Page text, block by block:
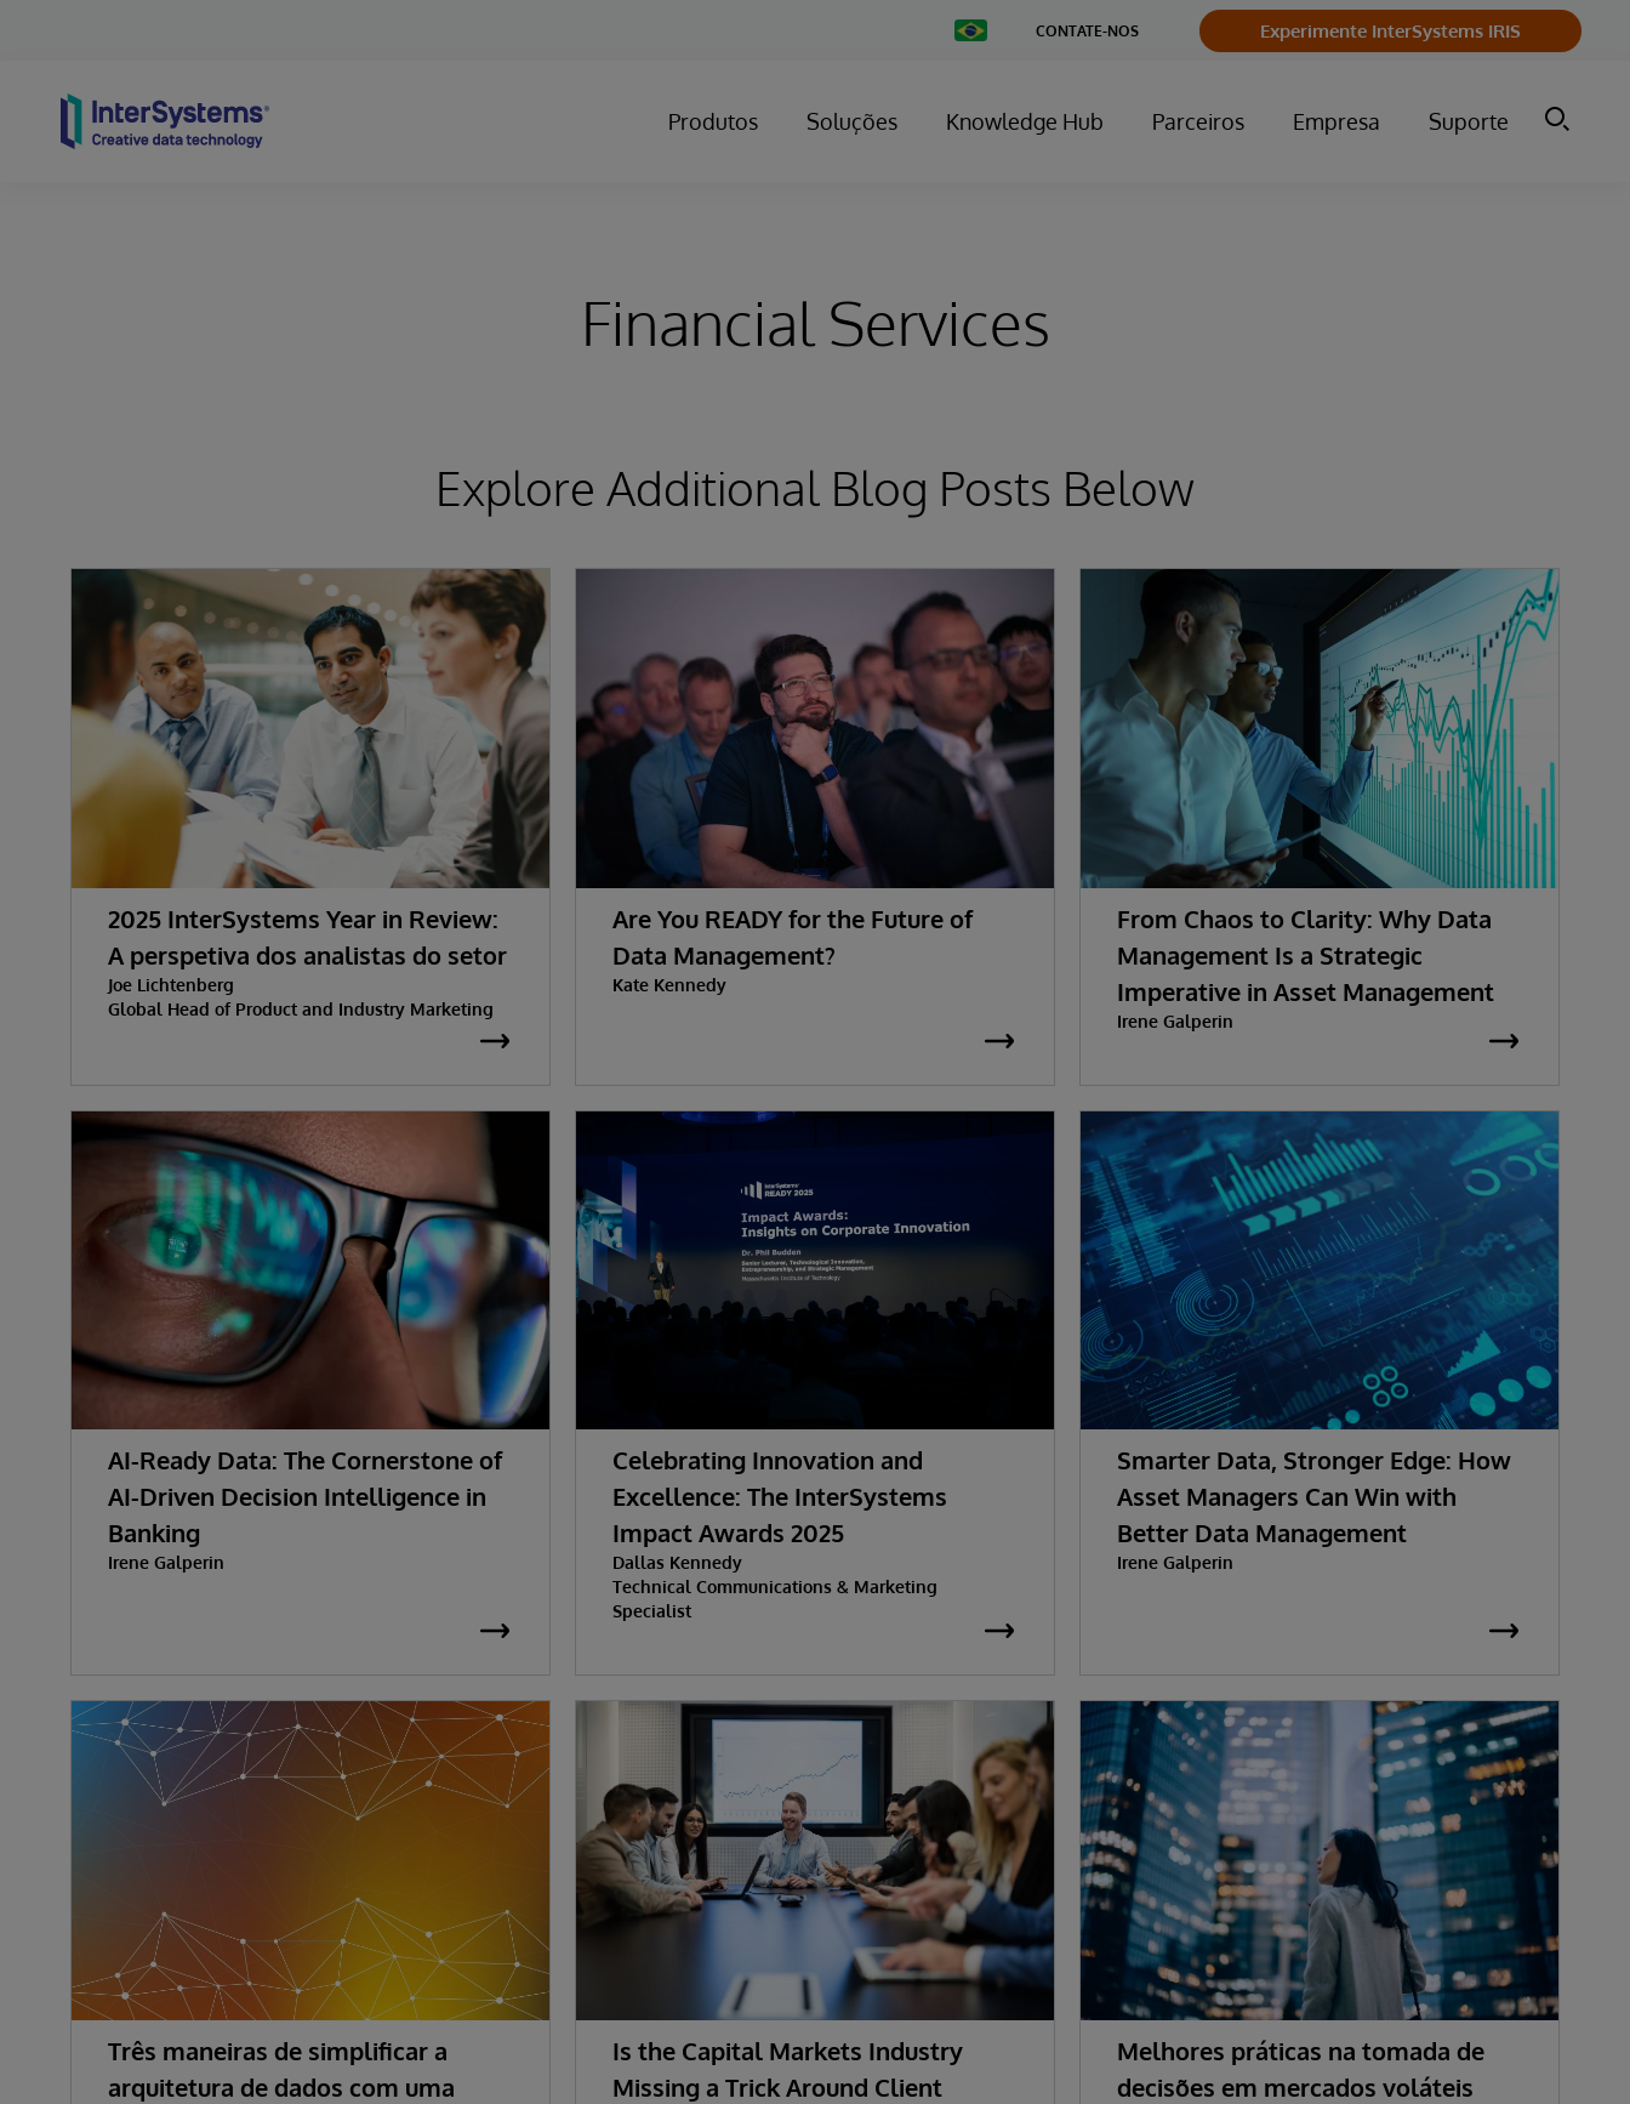
Change
Country
CONTATE-NOS Experimente InterSystems IRIS
Produtos Soluções Knowledge Hub Parceiros Empresa Suporte
Financial Services
Explore Additional Blog Posts Below
2025 InterSystems Year in Review:
A perspetiva dos analistas do setor
Joe Lichtenberg
Global Head of Product and Industry Marketing
Are You READY for the Future of
Data Management?
Kate Kennedy
From Chaos to Clarity: Why Data
Management Is a Strategic
Imperative in Asset Management
Irene Galperin
AI-Ready Data: The Cornerstone of
AI-Driven Decision Intelligence in
Banking
Irene Galperin
Celebrating Innovation and
Excellence: The InterSystems
Impact Awards 2025
Dallas Kennedy
Technical Communications & Marketing
Specialist
Smarter Data, Stronger Edge: How
Asset Managers Can Win with
Better Data Management
Irene Galperin
Três maneiras de simplificar a
arquitetura de dados com uma
Is the Capital Markets Industry
Missing a Trick Around Client
Melhores práticas na tomada de
decisões em mercados voláteis